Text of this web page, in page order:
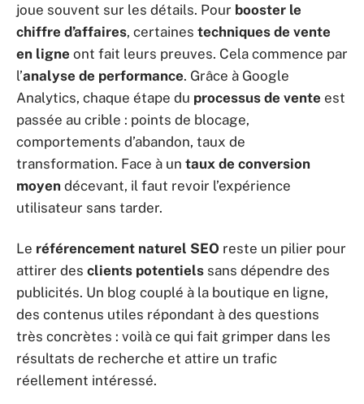
joue souvent sur les détails. Pour booster le
chiffre d’affaires, certaines techniques de vente
en ligne ont fait leurs preuves. Cela commence par
l’analyse de performance. Grâce à Google
Analytics, chaque étape du processus de vente est
passée au crible : points de blocage,
comportements d’abandon, taux de
transformation. Face à un taux de conversion
moyen décevant, il faut revoir l’expérience
utilisateur sans tarder.
Le référencement naturel SEO reste un pilier pour
attirer des clients potentiels sans dépendre des
publicités. Un blog couplé à la boutique en ligne,
des contenus utiles répondant à des questions
très concrètes : voilà ce qui fait grimper dans les
résultats de recherche et attire un trafic
réellement intéressé.